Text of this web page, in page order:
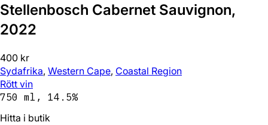
Stellenbosch Cabernet Sauvignon,
2022
400 kr
Sydafrika, Western Cape, Coastal Region
Rött vin
750 ml, 14.5%
Hitta i butik